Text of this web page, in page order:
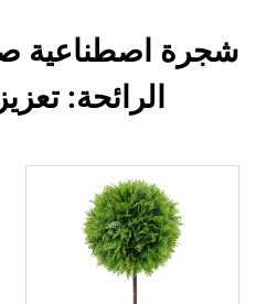
شجرة اصطناعية
الرائحة: